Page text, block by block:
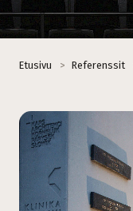
Etusivu > Referenssit